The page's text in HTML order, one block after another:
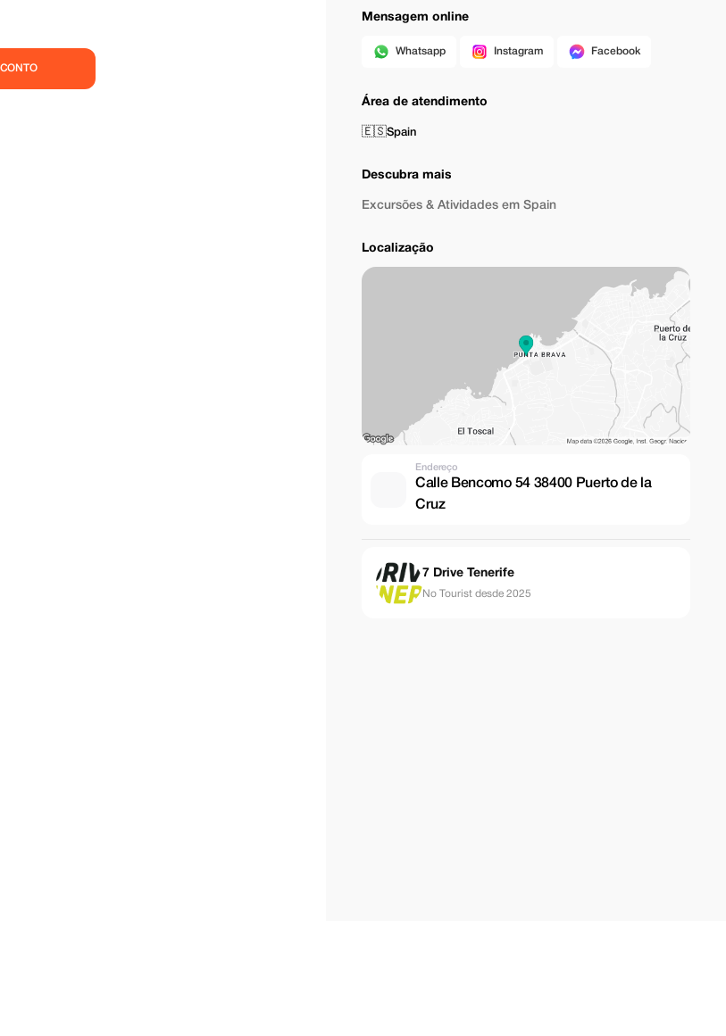
Mensagem online
Whatsapp Instagram Facebook
Área de atendimento
🇪🇸Spain
Descubra mais
Excursões & Atividades em Spain
Localização
Endereço
Calle Bencomo 54 38400 Puerto de la
Cruz
7 Drive Tenerife
No Tourist desde 2025